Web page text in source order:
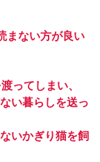
まない方が良い
ってしまい、
い暮らしを送っ
いかぎり猫を飼